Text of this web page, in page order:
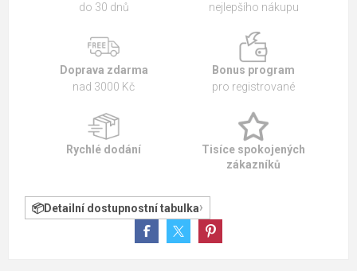
do 30 dnů
nejlepšího nákupu
Doprava zdarma
nad 3000 Kč
Bonus program
pro registrované
Rychlé dodání
Tisíce spokojených
zákazníků
Detailní dostupnostní tabulka